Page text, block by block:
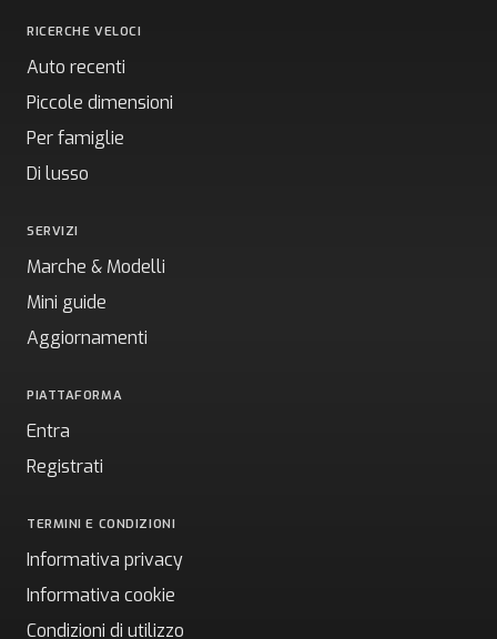
RICERCHE VELOCI
Auto recenti
Piccole dimensioni
Per famiglie
Di lusso
SERVIZI
Marche & Modelli
Mini guide
Aggiornamenti
PIATTAFORMA
Entra
Registrati
TERMINI E CONDIZIONI
Informativa privacy
Informativa cookie
Condizioni di utilizzo